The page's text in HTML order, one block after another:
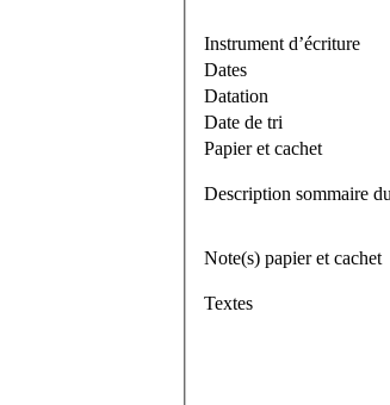
Instrument d’écriture
Dates
Datation
Date de tri
Papier et cachet
Description sommaire
Note(s) papier et cachet
Textes